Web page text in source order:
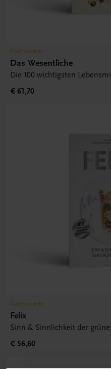
Gastronomie
Das Wesentliche
Die 100 wichtigsten
€ 61,70
Gastronomie
Felix
Sinn & Sinnlichkeit der
€ 56,60